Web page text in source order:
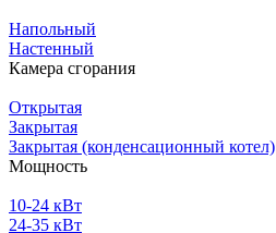
Напольный
Настенный
Камера сгорания
Открытая
Закрытая
Закрытая (конденсационный котел)
Мощность
10-24 кВт
24-35 кВт